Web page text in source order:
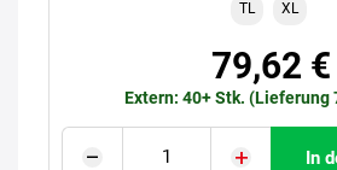
TL XL
79,62 €
Extern: 40+ Stk. (Lieferung
In